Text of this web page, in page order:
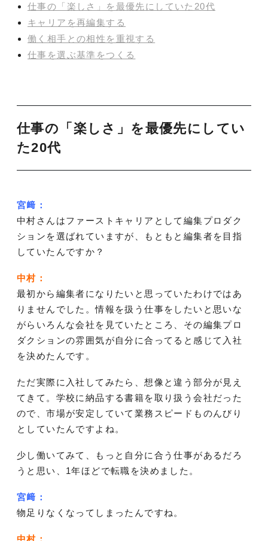
仕事の「楽しさ」を最優先にしていた20代
キャリアを再編集する
働く相手との相性を重視する
仕事を選ぶ基準をつくる
仕事の「楽しさ」を最優先にしてい
た20代
宮﨑：
中村さんはファーストキャリアとして編集プロダク
ションを選ばれていますが、もともと編集者を目指
していたんですか？
中村：
最初から編集者になりたいと思っていたわけではあ
りませんでした。情報を扱う仕事をしたいと思いな
がらいろんな会社を見ていたところ、その編集プロ
ダクションの雰囲気が自分に合ってると感じて入社
を決めたんです。
ただ実際に入社してみたら、想像と違う部分が見え
てきて。学校に納品する書籍を取り扱う会社だった
ので、市場が安定していて業務スピードものんびり
としていたんですよね。
少し働いてみて、もっと自分に合う仕事があるだろ
うと思い、1年ほどで転職を決めました。
宮﨑：
物足りなくなってしまったんですね。